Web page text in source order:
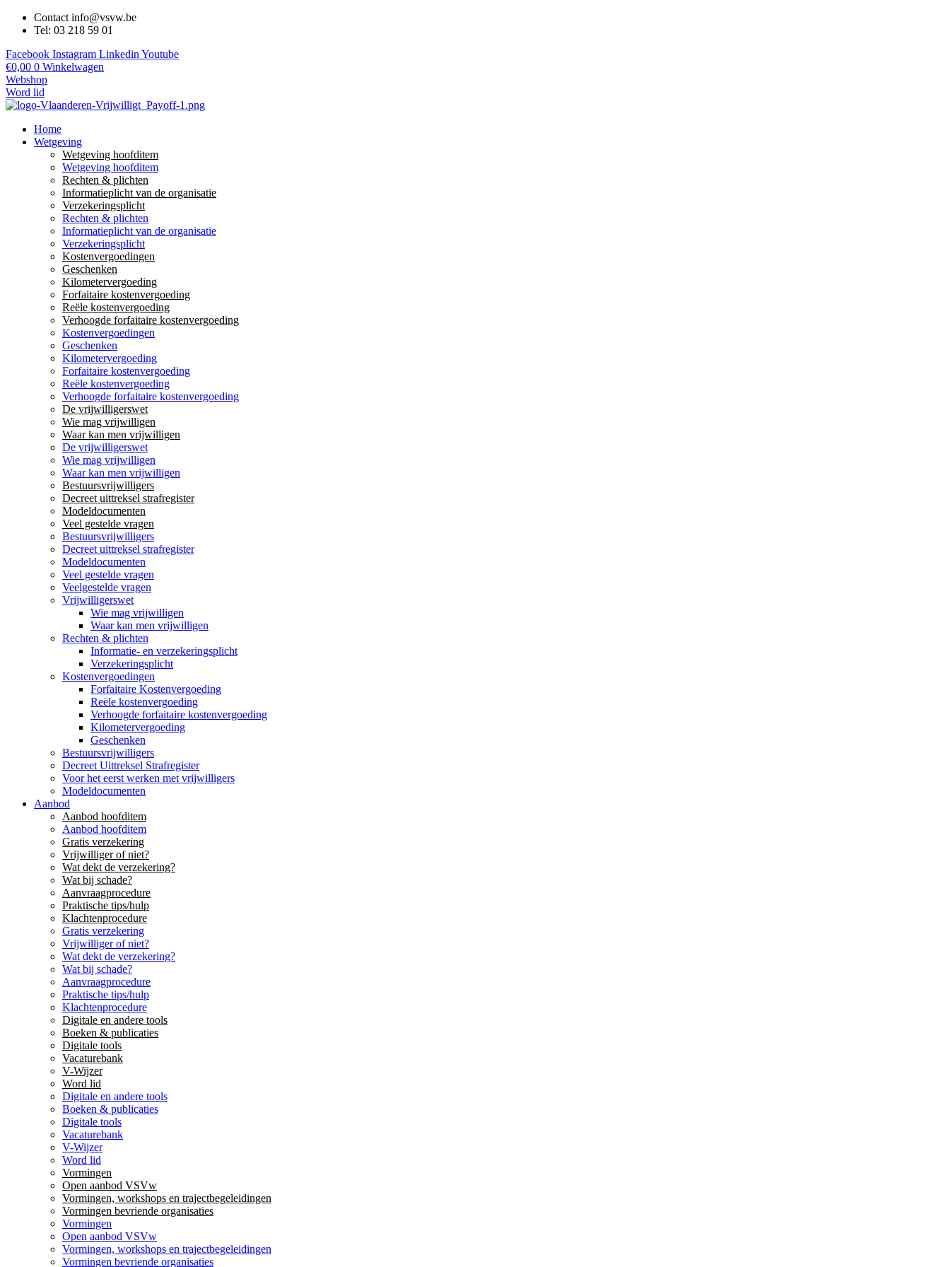
Contact info@vsvw.be
Tel: 03 218 59 01
Facebook Instagram Linkedin Youtube
€0,00 0 Winkelwagen
Webshop
Word lid
Home
Wetgeving
Wetgeving hoofditem
Wetgeving hoofditem
Rechten & plichten
Informatieplicht van de organisatie
Verzekeringsplicht
Rechten & plichten
Informatieplicht van de organisatie
Verzekeringsplicht
Kostenvergoedingen
Geschenken
Kilometervergoeding
Forfaitaire kostenvergoeding
Reële kostenvergoeding
Verhoogde forfaitaire kostenvergoeding
Kostenvergoedingen
Geschenken
Kilometervergoeding
Forfaitaire kostenvergoeding
Reële kostenvergoeding
Verhoogde forfaitaire kostenvergoeding
De vrijwilligerswet
Wie mag vrijwilligen
Waar kan men vrijwilligen
De vrijwilligerswet
Wie mag vrijwilligen
Waar kan men vrijwilligen
Bestuursvrijwilligers
Decreet uittreksel strafregister
Modeldocumenten
Veel gestelde vragen
Bestuursvrijwilligers
Decreet uittreksel strafregister
Modeldocumenten
Veel gestelde vragen
Veelgestelde vragen
Vrijwilligerswet
Wie mag vrijwilligen
Waar kan men vrijwilligen
Rechten & plichten
Informatie- en verzekeringsplicht
Verzekeringsplicht
Kostenvergoedingen
Forfaitaire Kostenvergoeding
Reële kostenvergoeding
Verhoogde forfaitaire kostenvergoeding
Kilometervergoeding
Geschenken
Bestuursvrijwilligers
Decreet Uittreksel Strafregister
Voor het eerst werken met vrijwilligers
Modeldocumenten
Aanbod
Aanbod hoofditem
Aanbod hoofditem
Gratis verzekering
Vrijwilliger of niet?
Wat dekt de verzekering?
Wat bij schade?
Aanvraagprocedure
Praktische tips/hulp
Klachtenprocedure
Gratis verzekering
Vrijwilliger of niet?
Wat dekt de verzekering?
Wat bij schade?
Aanvraagprocedure
Praktische tips/hulp
Klachtenprocedure
Digitale en andere tools
Boeken & publicaties
Digitale tools
Vacaturebank
V-Wijzer
Word lid
Digitale en andere tools
Boeken & publicaties
Digitale tools
Vacaturebank
V-Wijzer
Word lid
Vormingen
Open aanbod VSVw
Vormingen, workshops en trajectbegeleidingen
Vormingen bevriende organisaties
Vormingen
Open aanbod VSVw
Vormingen, workshops en trajectbegeleidingen
Vormingen bevriende organisaties